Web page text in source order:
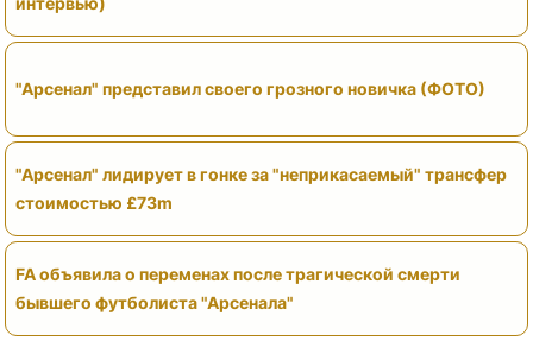
"Арсенал" представил своего грозного новичка (ФОТО)
"Арсенал" лидирует в гонке за "неприкасаемый" трансфер
стоимостью £73m
FA объявила о переменах после трагической смерти
бывшего футболиста "Арсенала"